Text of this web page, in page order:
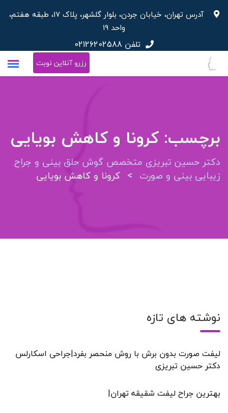
پرش
آدرس تهران، خیابان جردن، بلوار گلشهر، پلاک 17، طبقه هفتم،
واحد 19
تلفن 02126202588
رزرو آنلاین نوبت
برچسب:کرونا و کاهش بویایی
دکتر حسین تبریزی متخصص گوش حلق بینی و جراح
زیبایی بینی و صورت > کرونا و کاهش بویایی
نوشته های تازه
لیفت صورت بدون برش با روش منحصر بفرد|جراحی اسکارلس
دکتر حسین تبریزی
بهترین جراح لیفت شقیقه تهران|